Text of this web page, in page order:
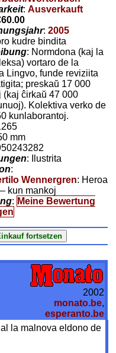
: Ausverkauft
: 2005
kudre bindita
: Normdona (kaj la
vortaro de la
Lingvo, funde reviziita
preskaŭ 17 000
(kaj ĉirkaŭ 47 000
Kolektiva verko de
kunlaborantoj.
mm
: Ilustrita
:
Wennergren: Heroa
kun mankoj
: Meine Bewertung
2002
monato.be,
esperanto.be
la malnova eldono de